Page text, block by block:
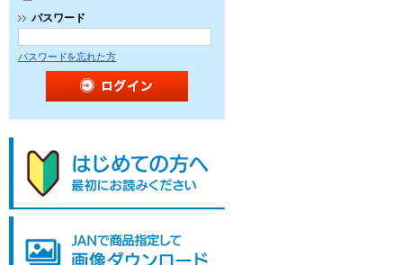
パスワード
パスワードを忘れた方